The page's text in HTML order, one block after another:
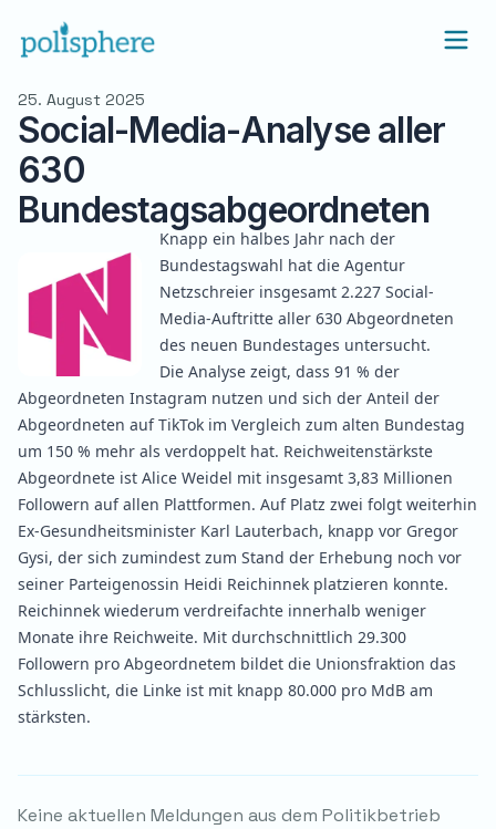
25. August 2025
Social-Media-Analyse aller
630
Bundestagsabgeordneten
Knapp ein halbes Jahr nach der
Bundestagswahl hat die Agentur
Netzschreier insgesamt 2.227 Social-
Media-Auftritte aller 630 Abgeordneten
des neuen Bundestages untersucht.
Die Analyse zeigt, dass 91 % der
Abgeordneten Instagram nutzen und sich der Anteil der
Abgeordneten auf TikTok im Vergleich zum alten Bundestag
um 150 % mehr als verdoppelt hat. Reichweitenstärkste
Abgeordnete ist Alice Weidel mit insgesamt 3,83 Millionen
Followern auf allen Plattformen. Auf Platz zwei folgt weiterhin
Ex-Gesundheitsminister Karl Lauterbach, knapp vor Gregor
Gysi, der sich zumindest zum Stand der Erhebung noch vor
seiner Parteigenossin Heidi Reichinnek platzieren konnte.
Reichinnek wiederum verdreifachte innerhalb weniger
Monate ihre Reichweite. Mit durchschnittlich 29.300
Followern pro Abgeordnetem bildet die Unionsfraktion das
Schlusslicht, die Linke ist mit knapp 80.000 pro MdB am
stärksten.
Keine aktuellen Meldungen aus dem Politikbetrieb